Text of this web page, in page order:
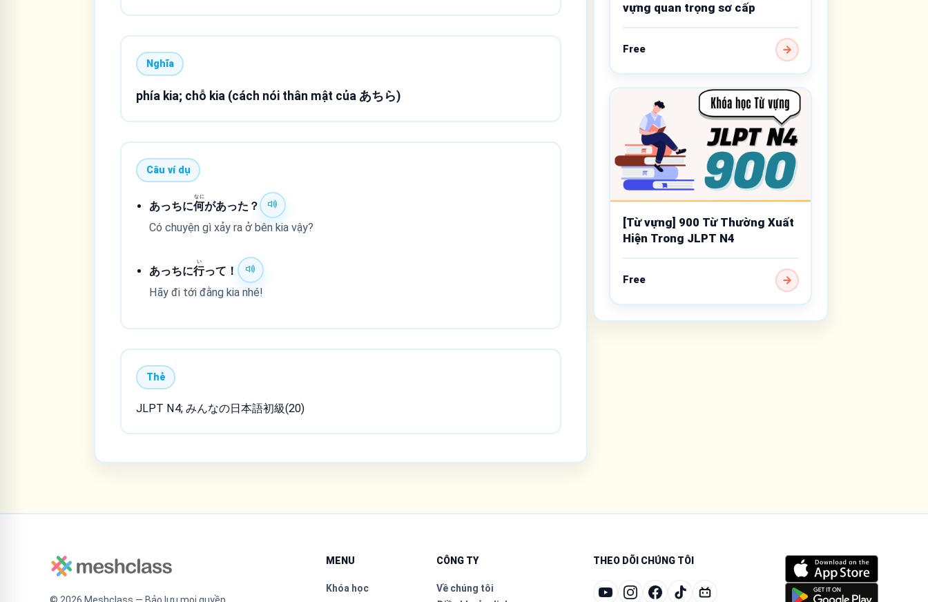
Nghĩa
phía kia; chỗ kia (cách nói thân mật của あちら)
Câu ví dụ
あっちに何
なに
があった？
Có chuyện gì xảy ra ở bên kia vậy?
あっちに行
い
って！
Hãy đi tới đằng kia nhé!
Thẻ
JLPT N4; みんなの日本語初級(20)
vựng quan trọng sơ cấp
Free
[Từ vựng] 900 Từ Thường Xuất
Hiện Trong JLPT N4
Free
MENU
Khóa học
CÔNG TY
Về chúng tôi
THEO DÕI CHÚNG TÔI